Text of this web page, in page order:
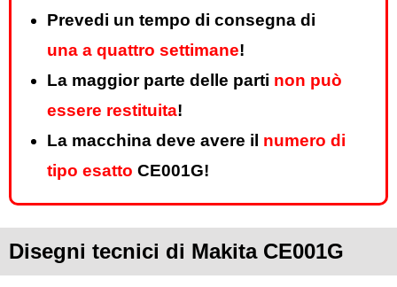
Prevedi un tempo di consegna di
una a quattro settimane!
La maggior parte delle parti non può
essere restituita!
La macchina deve avere il numero di
tipo esatto CE001G!
Disegni tecnici di Makita CE001G